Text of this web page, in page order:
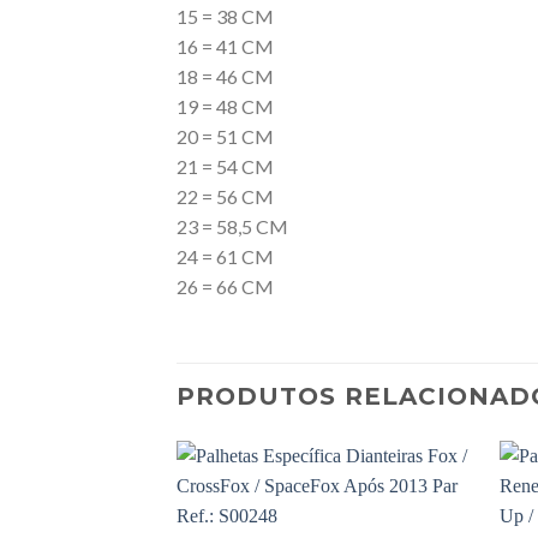
15 = 38 CM
16 = 41 CM
18 = 46 CM
19 = 48 CM
20 = 51 CM
21 = 54 CM
22 = 56 CM
23 = 58,5 CM
24 = 61 CM
26 = 66 CM
PRODUTOS